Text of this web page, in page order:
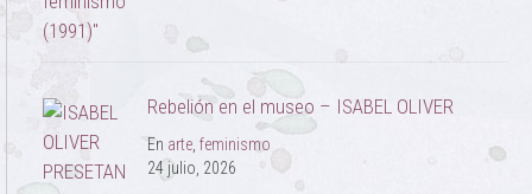
Rebelión en el museo – ISABEL OLIVER
En arte, feminismo
24 julio, 2026